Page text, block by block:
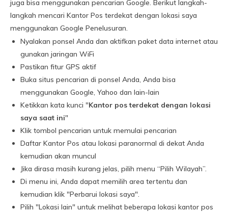
juga bisa menggunakan pencarian Google. Berikut langkah-
langkah mencari Kantor Pos terdekat dengan lokasi saya
menggunakan Google Penelusuran.
Nyalakan ponsel Anda dan aktifkan paket data internet atau
gunakan jaringan WiFi
Pastikan fitur GPS aktif
Buka situs pencarian di ponsel Anda, Anda bisa
menggunakan Google, Yahoo dan lain-lain
Ketikkan kata kunci "Kantor pos terdekat dengan lokasi
saya saat ini"
Klik tombol pencarian untuk memulai pencarian
Daftar Kantor Pos atau lokasi paranormal di dekat Anda
kemudian akan muncul
Jika dirasa masih kurang jelas, pilih menu “Pilih Wilayah”.
Di menu ini, Anda dapat memilih area tertentu dan
kemudian klik "Perbarui lokasi saya".
Pilih "Lokasi lain" untuk melihat beberapa lokasi kantor pos